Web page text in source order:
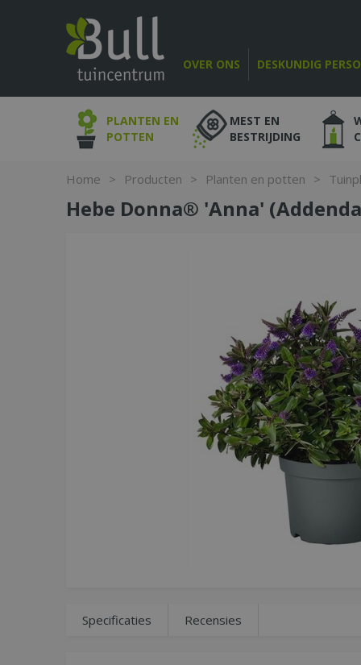
Home > Producten > Planten en potten >
OVER ONS DESKUNDIG
PLANTEN EN
POTTEN
MEST EN
BESTRIJDING
Hebe Donna® 'Anna'
Specificaties Recensies